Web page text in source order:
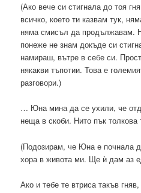
(Ако вече си стигнала до тоя
всичко, което ти казвам тук,
няма смисъл да продължавам.
понеже не знам докъде си
намираш, вътре в себе си.
някакви тъпотии. Това е
разговори.)
… Юна мина да се ухили, че
неща в скоби. Нито пък толкова
(Подозирам, че Юна е почнала
хора в живота ми. Ще ѝ дам аз
Ако и тебе те втриса такъв